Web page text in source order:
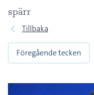
spärr
Tillbaka
Föregående tecken